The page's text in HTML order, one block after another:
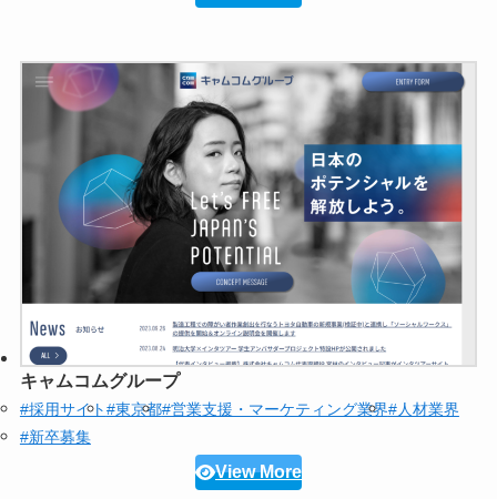
キャムコムグループ
#採用サイト#東京都#営業支援・マーケティング業界#人材業界
#新卒募集
View More